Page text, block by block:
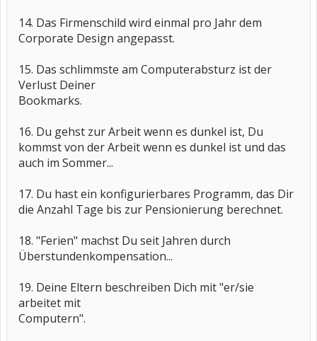
14. Das Firmenschild wird einmal pro Jahr dem
Corporate Design angepasst.
15. Das schlimmste am Computerabsturz ist der
Verlust Deiner
Bookmarks.
16. Du gehst zur Arbeit wenn es dunkel ist, Du
kommst von der Arbeit wenn es dunkel ist und das
auch im Sommer...
17. Du hast ein konfigurierbares Programm, das Dir
die Anzahl Tage bis zur Pensionierung berechnet.
18. "Ferien" machst Du seit Jahren durch
Überstundenkompensation...
19. Deine Eltern beschreiben Dich mit "er/sie
arbeitet mit
Computern".